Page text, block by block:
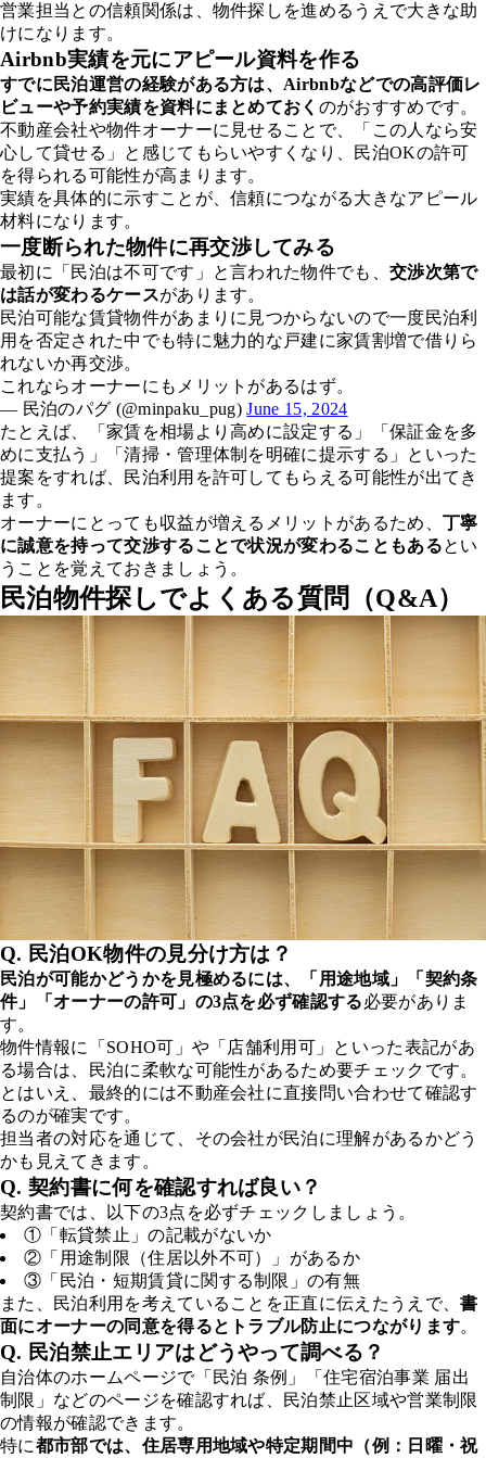
営業担当との信頼関係は、物件探しを進めるうえで大きな助
けになります。
Airbnb実績を元にアピール資料を作る
すでに民泊運営の経験がある方は、Airbnbなどでの高評価レ
ビューや予約実績を資料にまとめておく のがおすすめです。
不動産会社や物件オーナーに見せることで、「この人なら安
心して貸せる」と感じてもらいやすくなり、民泊OKの許可
を得られる可能性が高まります。
実績を具体的に示すことが、信頼につながる大きなアピール
材料になります。
一度断られた物件に再交渉してみる
最初に「民泊は不可です」と言われた物件でも、交渉次第で
は話が変わるケースがあります。
民泊可能な賃貸物件があまりに見つからないので一度民泊利
用を否定された中でも特に魅力的な戸建に家賃割増で借りら
れないか再交渉。
これならオーナーにもメリットがあるはず。
— 民泊のパグ (@minpaku_pug)June 15, 2024
たとえば、「家賃を相場より高めに設定する」「保証金を多
めに支払う」「清掃・管理体制を明確に提示する」といった
提案をすれば、民泊利用を許可してもらえる可能性が出てき
ます。
オーナーにとっても収益が増えるメリットがあるため、 丁寧
に誠意を持って交渉することで状況が変わることもあるとい
うことを覚えておきましょう。
民泊物件探しでよくある質問（Q&A）
Q. 民泊OK物件の見分け方は？
民泊が可能かどうかを見極めるには、「用途地域」「契約条
件」「オーナーの許可」の3点を必ず確認する必要がありま
す。
物件情報に「SOHO可」や「店舗利用可」といった表記があ
る場合は、民泊に柔軟な可能性があるため要チェックです。
とはいえ、最終的には不動産会社に直接問い合わせて確認す
るのが確実です。
担当者の対応を通じて、その会社が民泊に理解があるかどう
かも見えてきます。
Q. 契約書に何を確認すれば良い？
契約書では、以下の3点を必ずチェックしましょう。
①「転貸禁止」の記載がないか
②「用途制限（住居以外不可）」があるか
③「民泊・短期賃貸に関する制限」の有無
また、民泊利用を考えていることを正直に伝えたうえで、書
面にオーナーの同意を得るとトラブル防止につながります。
Q. 民泊禁止エリアはどうやって調べる？
自治体のホームページで「民泊 条例」「住宅宿泊事業 届出
制限」などのページを確認すれば、民泊禁止区域や営業制限
の情報が確認できます。
特に都市部では、住居専用地域や特定期間中（例：日曜・祝